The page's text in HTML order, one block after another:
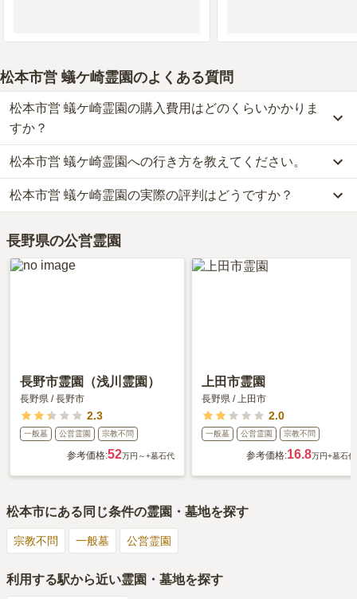
松本市営 蟻ケ崎霊園のよくある質問
松本市営 蟻ケ崎霊園の購入費用はどのくらいかかりま
すか？
松本市営 蟻ケ崎霊園では、一般墓が約16.1万円(墓石代別)からお求
めいただけます。
なお、松本市営 蟻ケ崎霊園がある長野県の相場は、一般墓が約31
万円（墓石代別途）です。
お墓は、価格が高いものがよい、安いものが悪い、という訳ではあ
りません。大切なのは、ご家族が心から納得し、安心してお参りで
きる場所を選ぶことです。
松本市営 蟻ケ崎霊園への行き方を教えてください。
公共交通機関の場合JR篠ノ井線「北松本」から徒歩18分です。
詳しいルートや地図は、本ページの「地図・交通アクセス」欄をご
確認ください。
松本市営 蟻ケ崎霊園の実際の評判はどうですか？
当サイトに寄せられた総合評価は、3.8点です。特に設備・環境、
周辺施設が高く評価されています。
利用者様からは「霊園の近くに商店があり、お花や線香を売ってい
長野県の公営霊園
長野市霊園（浅川霊園）
長野県 /長野市
2.3
一般墓 公営霊園 宗教不問
参考価格:52万円～+墓石代
上田市霊園
長野県 /上田市
2.0
一般墓 公営霊園 宗教不問
参考価格:16.8万円+墓石代
松本市にある同じ条件の霊園・墓地を探す
宗教不問 一般墓 公営霊園
利用する駅から近い霊園・墓地を探す